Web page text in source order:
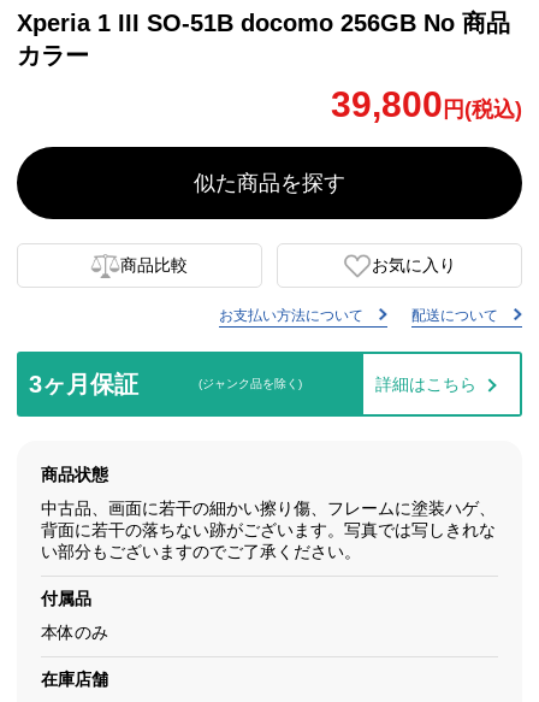
Xperia 1 III SO-51B docomo 256GB No 商品
カラー
39,800 円(税込)
似た商品を探す
商品比較 お気に入り
お支払い方法について 配送について
3ヶ月保証 (ジャンク品を除く) 詳細はこちら
商品状態
中古品、画面に若干の細かい擦り傷、フレームに塗装ハゲ、
背面に若干の落ちない跡がございます。写真では写しきれな
い部分もございますのでご了承ください。
付属品
本体のみ
在庫店舗